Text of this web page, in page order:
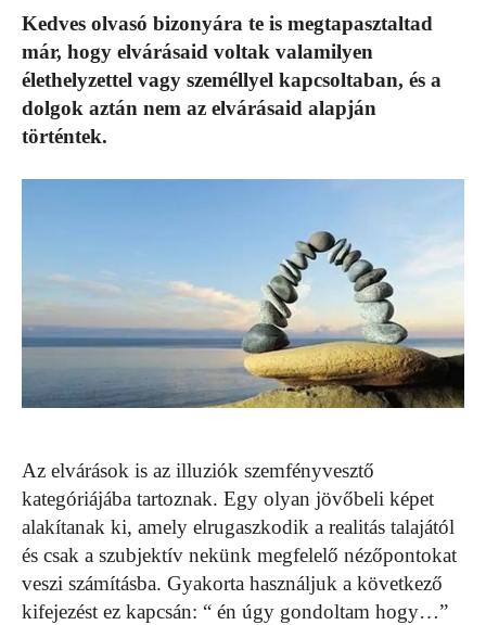
Kedves olvasó bizonyára te is megtapasztaltad
már, hogy elvárásaid voltak valamilyen
élethelyzettel vagy személlyel kapcsoltaban, és a
dolgok aztán nem az elvárásaid alapján
történtek.
Az elvárások is az illuziók szemfényvesztő
kategóriájába tartoznak. Egy olyan jövőbeli képet
alakítanak ki, amely elrugaszkodik a realitás talajától
és csak a szubjektív nekünk megfelelő nézőpontokat
veszi számításba. Gyakorta használjuk a következő
kifejezést ez kapcsán: “ én úgy gondoltam hogy…”